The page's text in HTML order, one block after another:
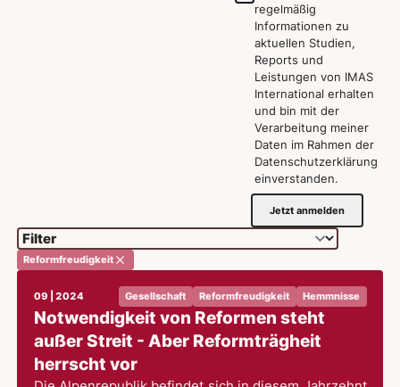
regelmäßig
Informationen zu
aktuellen Studien,
Reports und
Leistungen von IMAS
International erhalten
und bin mit der
Verarbeitung meiner
Daten im Rahmen der
Datenschutzerklärung
einverstanden.
Jetzt anmelden
Reformfreudigkeit
09 | 2024 Gesellschaft Reformfreudigkeit Hemmnisse
Notwendigkeit von Reformen steht
außer Streit - Aber Reformträgheit
herrscht vor